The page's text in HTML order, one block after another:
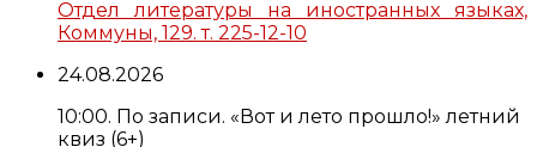
Отдел литературы на иностранных языках,
Коммуны, 129. т. 225-12-10
24.08.2026
10:00. По записи. «Вот и лето прошло!» летний
квиз (6+)